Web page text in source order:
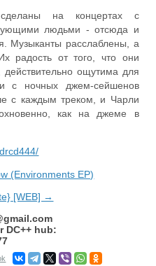
на концертах с
людьми - отсюда и
Музыканты расслаблены, а
радость от того, что они
ощутима для
с ночных джем-сейшенов
с каждым треком, и Чарли
как на джеме в
(Environments EP)
[WEB] →
DC++ hub: